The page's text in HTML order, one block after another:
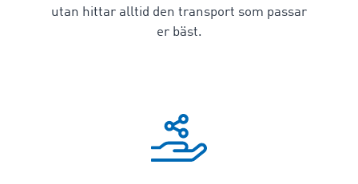
utan hittar alltid den transport som passar
er bäst.